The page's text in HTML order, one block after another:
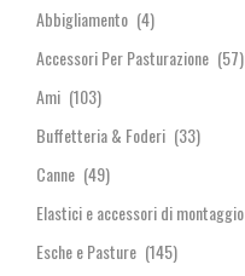
Abbigliamento (4)
Accessori Per Pasturazione (57)
Ami (103)
Buffetteria & Foderi (33)
Canne (49)
Elastici e accessori di montaggio
Esche e Pasture (145)